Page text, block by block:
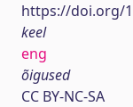
https://doi.org/
keel
eng
õigused
CC BY-NC-SA